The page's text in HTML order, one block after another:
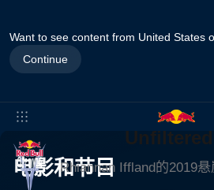
Want to see content from United States
Continue
电影和节目
Unfiltered
Rhiannan Iffland的2019